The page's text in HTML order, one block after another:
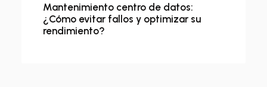
Mantenimiento centro de datos:
¿Cómo evitar fallos y optimizar su
rendimiento?